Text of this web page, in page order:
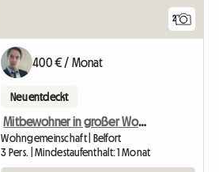
2
400 € / Monat
Neu entdeckt
Mitbewohner in großer Wohnung im Stadtzentrum
Wohngemeinschaft | Belfort
3 Pers. | Mindestaufenthalt: 1 Monat